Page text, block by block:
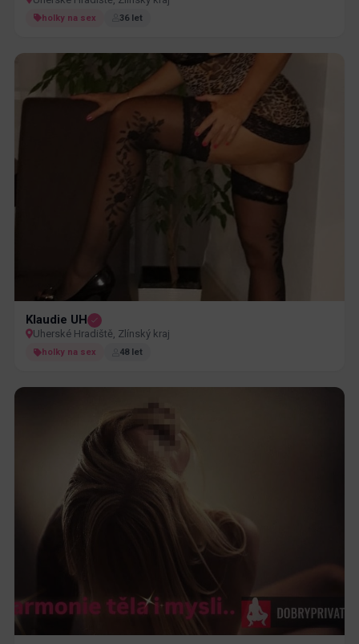
holky na sex 36 let
Klaudie UH
Uherské Hradiště, Zlínský kraj
holky na sex 48 let